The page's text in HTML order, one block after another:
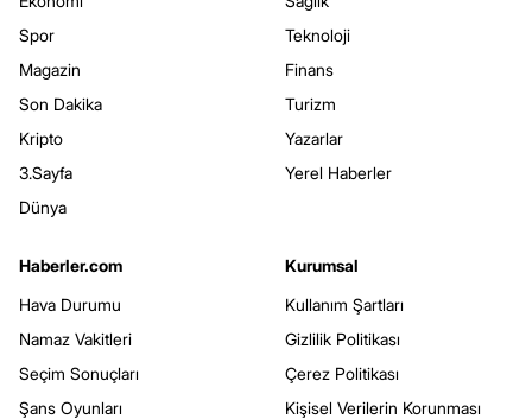
Spor
Magazin
Son Dakika
Kripto
3.Sayfa
Dünya
Teknoloji
Finans
Turizm
Yazarlar
Yerel Haberler
Haberler.com
Hava Durumu
Namaz Vakitleri
Seçim Sonuçları
Şans Oyunları
Kurumsal
Kullanım Şartları
Gizlilik Politikası
Çerez Politikası
Kişisel Verilerin Korunması